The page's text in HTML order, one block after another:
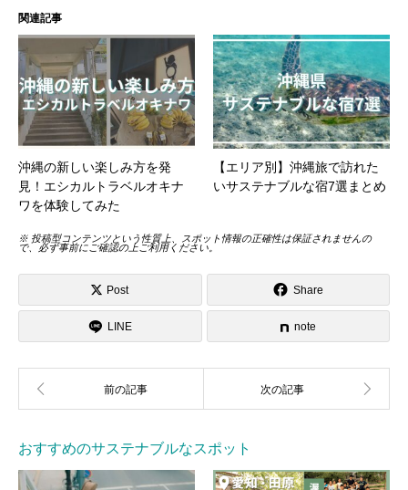
関連記事
沖縄の新しい楽しみ方を発
見！エシカルトラベルオキナ
ワを体験してみた
【エリア別】沖縄旅で訪れた
いサステナブルな宿7選まとめ
※ 投稿型コンテンツという性質上、スポット情報の正確性は保証されませんの
で、必ず事前にご確認の上ご利用ください。
Post Share
LINE note
おすすめのサステナブルなスポット